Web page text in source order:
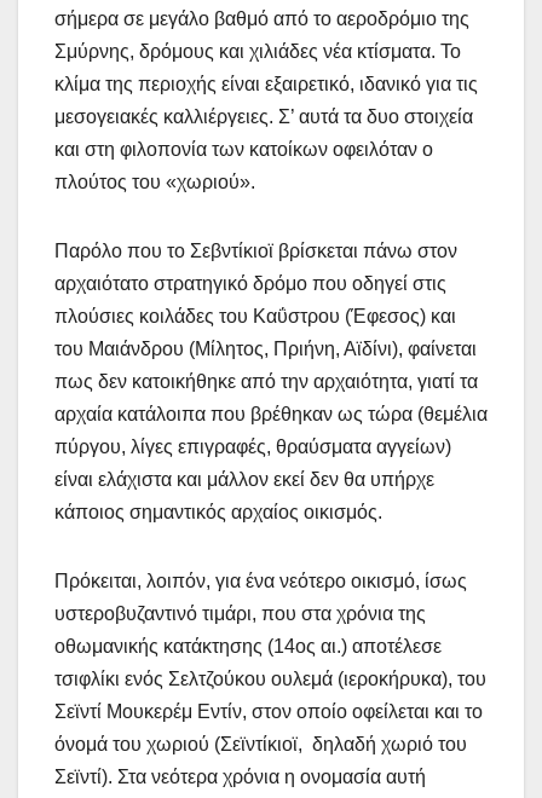
σήμερα σε μεγάλο βαθμό από το αεροδρόμιο της
Σμύρνης, δρόμους και χιλιάδες νέα κτίσματα. Το
κλίμα της περιοχής είναι εξαιρετικό, ιδανικό για τις
μεσογειακές καλλιέργειες. Σ’ αυτά τα δυο στοιχεία
και στη φιλοπονία των κατοίκων οφειλόταν ο
πλούτος του «χωριού».
Παρόλο που το Σεβντίκιοϊ βρίσκεται πάνω στον
αρχαιότατο στρατηγικό δρόμο που οδηγεί στις
πλούσιες κοιλάδες του Καΰστρου (Έφεσος) και
του Μαιάνδρου (Μίλητος, Πριήνη, Αϊδίνι), φαίνεται
πως δεν κατοικήθηκε από την αρχαιότητα, γιατί τα
αρχαία κατάλοιπα που βρέθηκαν ως τώρα (θεμέλια
πύργου, λίγες επιγραφές, θραύσματα αγγείων)
είναι ελάχιστα και μάλλον εκεί δεν θα υπήρχε
κάποιος σημαντικός αρχαίος οικισμός.
Πρόκειται, λοιπόν, για ένα νεότερο οικισμό, ίσως
υστεροβυζαντινό τιμάρι, που στα χρόνια της
οθωμανικής κατάκτησης (14ος αι.) αποτέλεσε
τσιφλίκι ενός Σελτζούκου ουλεμά (ιεροκήρυκα), του
Σεϊντί Μουκερέμ Εντίν, στον οποίο οφείλεται και το
όνομά του χωριού (Σεϊντίκιοϊ, δηλαδή χωριό του
Σεϊντί). Στα νεότερα χρόνια η ονομασία αυτή